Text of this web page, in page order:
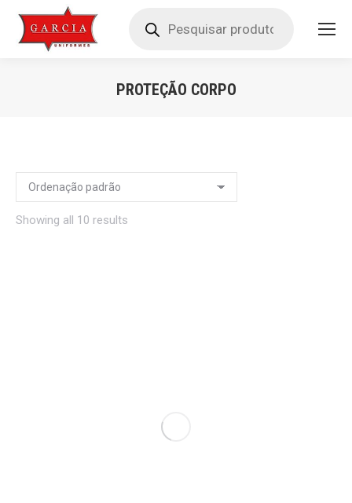
produtos
PROTEÇÃO CORPO
Showing all 10 results